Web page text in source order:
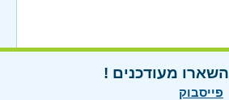
השארו מעודכנים !
פייסבוק